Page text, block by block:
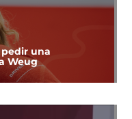
pedir una
Weug